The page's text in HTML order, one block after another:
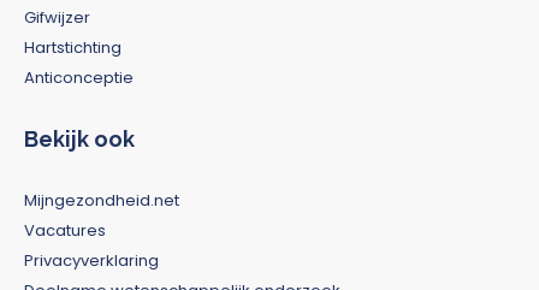
Gifwijzer
Hartstichting
Anticonceptie
Bekijk ook
Mijngezondheid.net
Vacatures
Privacyverklaring